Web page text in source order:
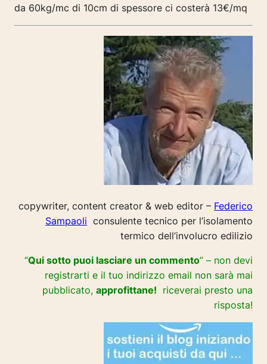
da 60kg/mc di 10cm di spessore ci costerà 13€/mq
copywriter, content creator & web editor – Federico
Sampaoli consulente tecnico per l’isolamento
termico dell’involucro edilizio
“Qui sotto puoi lasciare un commento” – non devi
registrarti e il tuo indirizzo email non sarà mai
pubblicato, approfittane! riceverai presto una
risposta!